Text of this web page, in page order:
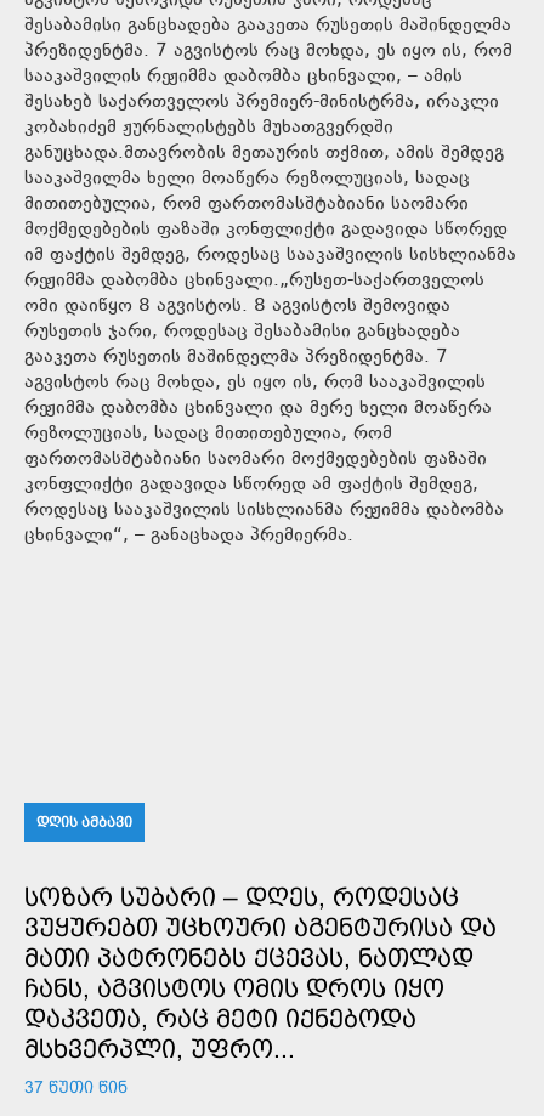
შესაბამისი განცხადება გააკეთა რუსეთის მაშინდელმა
პრეზიდენტმა. 7 აგვისტოს რაც მოხდა, ეს იყო ის, რომ
სააკაშვილის რეჟიმმა დაბომბა ცხინვალი, – ამის
შესახებ საქართველოს პრემიერ-მინისტრმა, ირაკლი
კობახიძემ ჟურნალისტებს მუხათგვერდში
განუცხადა.მთავრობის მეთაურის თქმით, ამის შემდეგ
სააკაშვილმა ხელი მოაწერა რეზოლუციას, სადაც
მითითებულია, რომ ფართომასშტაბიანი საომარი
მოქმედებების ფაზაში კონფლიქტი გადავიდა სწორედ
იმ ფაქტის შემდეგ, როდესაც სააკაშვილის სისხლიანმა
რეჟიმმა დაბომბა ცხინვალი.„რუსეთ-საქართველოს
ომი დაიწყო 8 აგვისტოს. 8 აგვისტოს შემოვიდა
რუსეთის ჯარი, როდესაც შესაბამისი განცხადება
გააკეთა რუსეთის მაშინდელმა პრეზიდენტმა. 7
აგვისტოს რაც მოხდა, ეს იყო ის, რომ სააკაშვილის
რეჟიმმა დაბომბა ცხინვალი და მერე ხელი მოაწერა
რეზოლუციას, სადაც მითითებულია, რომ
ფართომასშტაბიანი საომარი მოქმედებების ფაზაში
კონფლიქტი გადავიდა სწორედ ამ ფაქტის შემდეგ,
როდესაც სააკაშვილის სისხლიანმა რეჟიმმა დაბომბა
ცხინვალი“, – განაცხადა პრემიერმა.
ᲓᲦᲘᲡ ᲐᲛᲑᲐᲕᲘ
ᲡᲝᲖᲐᲠ ᲡᲣᲑᲐᲠᲘ – ᲓᲦᲔᲡ, ᲠᲝᲓᲔᲡᲐᲪ
ᲕᲣᲧᲣᲠᲔᲑᲗ ᲣᲪᲮᲝᲣᲠᲘ ᲐᲒᲔᲜᲢᲣᲠᲘᲡᲐ ᲓᲐ
ᲛᲐᲗᲘ ᲞᲐᲢᲠᲝᲜᲔᲑᲡ ᲥᲪᲔᲕᲐᲡ, ᲜᲐᲗᲚᲐᲓ
ᲩᲐᲜᲡ, ᲐᲒᲕᲘᲡᲢᲝᲡ ᲝᲛᲘᲡ ᲓᲠᲝᲡ ᲘᲧᲝ
ᲓᲐᲙᲕᲔᲗᲐ, ᲠᲐᲪ ᲛᲔᲢᲘ ᲘᲥᲜᲔᲑᲝᲓᲐ
ᲛᲡᲮᲕᲔᲠᲞᲚᲘ, ᲣᲤᲠᲝ...
37 ᲬᲣᲗᲘ ᲬᲘᲜ